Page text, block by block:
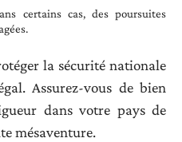
certains cas, des poursuites
la sécurité nationale
Assurez-vous de bien
dans votre pays de
mésaventure.